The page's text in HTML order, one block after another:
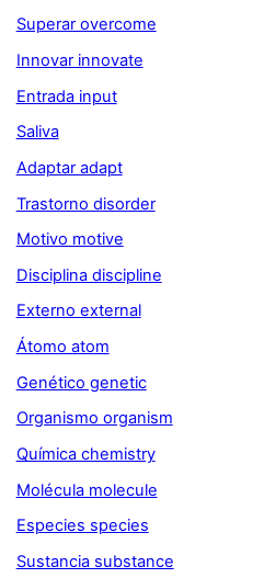
Superar overcome
Innovar innovate
Entrada input
Saliva
Adaptar adapt
Trastorno disorder
Motivo motive
Disciplina discipline
Externo external
Átomo atom
Genético genetic
Organismo organism
Química chemistry
Molécula molecule
Especies species
Sustancia substance